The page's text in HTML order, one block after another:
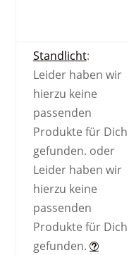
Standlicht:
Leider haben wir
hierzu keine
passenden
Produkte für Dich
gefunden. oder
Leider haben wir
hierzu keine
passenden
Produkte für Dich
gefunden.